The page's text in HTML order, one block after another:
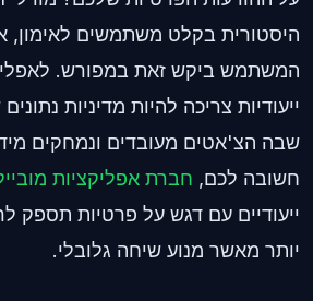
היסטורית בקלט משתמשים לאימון,
המשתמש ביקש זאת במפורש.
ייעודיות צריכה להיות מדיניות
שבה הצ'אטים מעובדים ונמחקים
חשובה לכם, חברת אפליקציות
ייעודיים עם דגש על פרטיות תספק
יותר מאשר מנוע שיחה גלובלי.